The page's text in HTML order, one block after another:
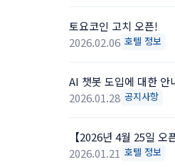
토요코인 고치 오픈!
2026.02.06 호텔 정보
AI 챗봇 도입에 대한 안
2026.01.28 공지사항
【2026년 4월 25일
2026.01.21 호텔 정보